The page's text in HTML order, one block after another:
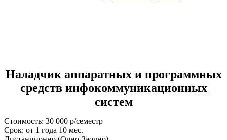
Наладчик аппаратных и программных
средств инфокоммуникационных
систем
Стоимость: 30 000 р/семестр
Срок: от 1 года 10 мес.